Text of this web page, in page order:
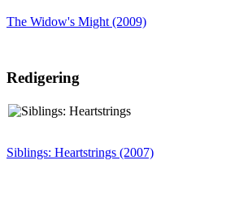
The Widow's Might (2009)
Redigering
Siblings: Heartstrings (2007)